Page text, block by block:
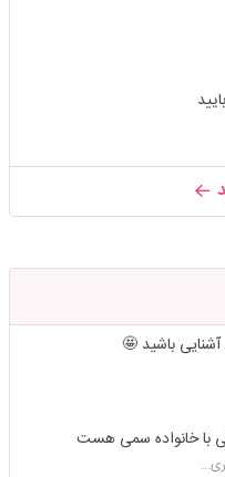
باشید 🤩
با خانواده سمی هست